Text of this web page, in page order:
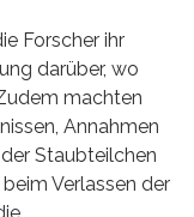
Forscher ihr
darüber, wo
machten
Annahmen
Staubteilchen
Verlassen der